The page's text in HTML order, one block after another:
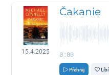
15.4.2025
Čakanie
0:00
Přehraj